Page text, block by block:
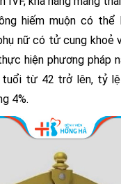
hiếm muộn có thể
nữ có tử cung khoẻ
hiện phương pháp
từ 42 trở lên, tỷ
4%.